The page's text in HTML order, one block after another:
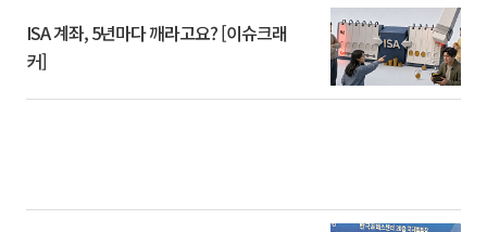
ISA 계좌, 5년마다 깨라고요? [이슈크래
커]